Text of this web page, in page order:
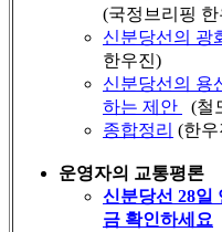
(국정브리핑
신분당선의 광
한우진)
신분당선의 용
하는 제안
(철
종합정리 (한우
운영자의 교통평론
신분당선 28일
금 확인하세요